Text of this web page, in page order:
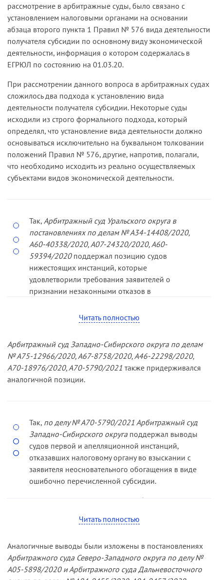
рассмотрение в арбитражные суды, было связано с
установлением налоговыми органами на основании
абзаца второго пункта 1 Правил № 576 вида деятельности
получателя субсидии по основному виду экономической
деятельности, информация о котором содержалась в
ЕГРЮЛ по состоянию на 01.03.20.
При рассмотрении данного вопроса в арбитражных судах
сложилось два подхода к установлению вида
деятельности получателя субсидии. Некоторые суды
исходили из строго формального подхода, который
определял, что установление вида деятельности должно
основываться исключительно на буквальном толковании
положений Правил № 576, другие, напротив, полагали,
что необходимо исходить из реально осуществляемых
субъектами видов экономической деятельности.
Так, Арбитражный суд Уральского округа в
постановлениях по делам № А34-14408/2020,
А60-40338/2020, А07-24320/2020, А60-
59394/2020поддержал позицию судов
нижестоящих инстанций, которые
удовлетворили требования заявителей о
признании незаконными отказов в
основаниям, что основной вид их деятельности
в условиях ухудшения ситуации в результате
распространения новой коронавирусной
инфекции согласно Перечню № 434.
заявителей, подпадающая под Перечень № 434
для получения субсидий и ведущаяся
заявителями в реальности, является
дополнительной деятельностью, которая также
указана заявителями в ЕГРЮЛ, но она не
значится в ЕГРЮЛ как основной вид
Как отметили суды, признавая права заявителей
Правилам № 576 получатель субсидии
определяется по основному виду
экономической деятельности, информация о
котором содержалась в ЕГРЮЛ либо ЕГРИП по
Читать полностью
Арбитражный суд Западно-Сибирского округа по делам
№ А75-12966/2020, А67-8758/2020, А46-22298/2020,
А70-18976/2020, А70-5790/2021 также придерживался
аналогичной позиции.
Так, по делу № А70-5790/2021 Арбитражный суд
Западно-Сибирского округа поддержал выводы
судов первой и апелляционной инстанций,
отказавших налоговому органу во взыскании с
заявителя неосновательного обогащения в виде
ошибочно перечисленной субсидии.
Как указал налоговый орган в обоснование
субсидии установил, что на дату подачи
соответствии с Правилами № 576 за апрель и
май 2020 года осуществляемый заявителем
основной вид экономической деятельности не
Читать полностью
Аналогичные выводы были изложены в постановлениях
Арбитражного суда Северо-Западного округа по делу №
А05-5898/2020 и Арбитражного суда Дальневосточного